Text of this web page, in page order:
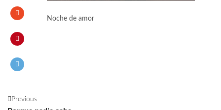
Noche de amor
Previous